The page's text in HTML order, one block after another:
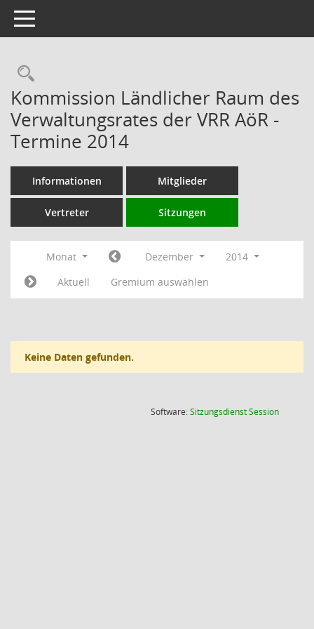
Toggle navigation
Rechercheauswahl
Kommission Ländlicher Raum des
Verwaltungsrates der VRR AöR -
Termine 2014
Informationen Mitglieder
Vertreter Sitzungen
Monat Dezember
2014
Aktuell
Gremium auswählen
Keine Daten gefunden.
Software:SitzungsdienstSession(Wird in